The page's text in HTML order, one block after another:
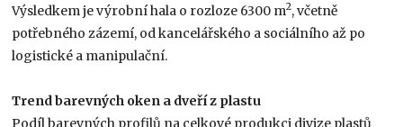
Výsledkem je výrobní hala o rozloze 6300 m2, včetně
potřebného zázemí, od kancelářského a sociálního až po
logistické a manipulační.
Trend barevných oken a dveří z plastu
Podíl barevných profilů na celkové produkci divize plastů